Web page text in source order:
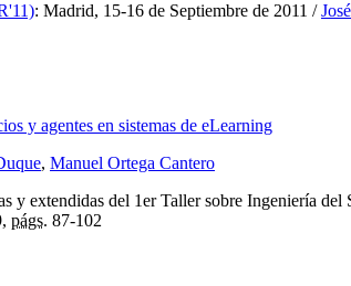
: Madrid, 15-16 de Septiembre de 2011 /
y agentes en sistemas de eLearning
, Manuel Ortega Cantero
y extendidas del 1er Taller sobre Ingeniería
págs. 87-102